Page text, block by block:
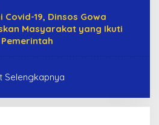
Covid-19, Dinsos Gowa
Masyarakat yang Ikuti
Selengkapnya